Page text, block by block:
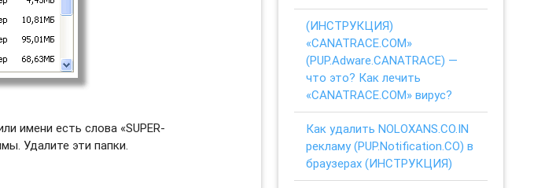
имени есть слова «SUPER-
Удалите эти папки.
(ИНСТРУКЦИЯ)
«CANATRACE.COM»
(PUP.Adware.CANATRACE) —
что это? Как лечить
«CANATRACE.COM» вирус?
Как удалить NOLOXANS.CO.IN
рекламу (PUP.Notification.CO) в
браузерах (ИНСТРУКЦИЯ)